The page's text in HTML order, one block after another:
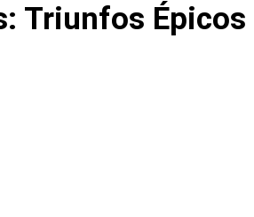
Triunfos Épicos